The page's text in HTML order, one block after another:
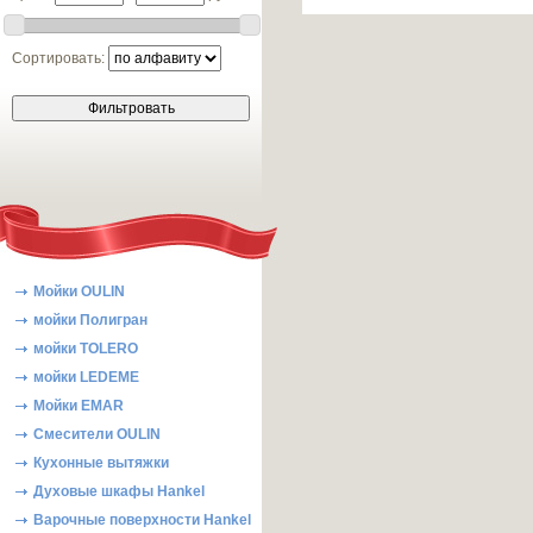
Сортировать:
Мойки OULIN
мойки Полигран
мойки TOLERO
мойки LEDEME
Мойки EMAR
Смесители OULIN
Кухонные вытяжки
Духовые шкафы Hankel
Варочные поверхности Hankel